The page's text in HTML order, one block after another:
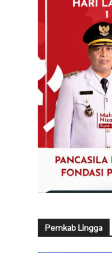
Pemkab Lingga